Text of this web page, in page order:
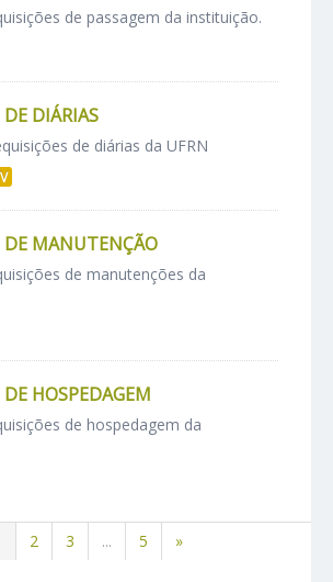
de passagem da instituição.
DIÁRIAS
de diárias da UFRN
DE MANUTENÇÃO
de manutenções da
HOSPEDAGEM
de hospedagem da
2 3 ... 5 »